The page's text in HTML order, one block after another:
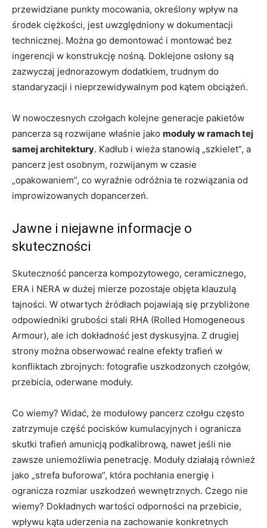
przewidziane punkty mocowania, określony wpływ na
środek ciężkości, jest uwzględniony w dokumentacji
technicznej. Można go demontować i montować bez
ingerencji w konstrukcję nośną. Doklejone osłony są
zazwyczaj jednorazowym dodatkiem, trudnym do
standaryzacji i nieprzewidywalnym pod kątem obciążeń.
W nowoczesnych czołgach kolejne generacje pakietów
pancerza są rozwijane właśnie jako moduły w ramach tej
samej architektury. Kadłub i wieża stanowią „szkielet”, a
pancerz jest osobnym, rozwijanym w czasie
„opakowaniem”, co wyraźnie odróżnia te rozwiązania od
improwizowanych dopancerzeń.
Jawne i niejawne informacje o
skuteczności
Skuteczność pancerza kompozytowego, ceramicznego,
ERA i NERA w dużej mierze pozostaje objęta klauzulą
tajności. W otwartych źródłach pojawiają się przybliżone
odpowiedniki grubości stali RHA (Rolled Homogeneous
Armour), ale ich dokładność jest dyskusyjna. Z drugiej
strony można obserwować realne efekty trafień w
konfliktach zbrojnych: fotografie uszkodzonych czołgów,
przebicia, oderwane moduły.
Co wiemy? Widać, że modułowy pancerz czołgu często
zatrzymuje część pocisków kumulacyjnych i ogranicza
skutki trafień amunicją podkalibrową, nawet jeśli nie
zawsze uniemożliwia penetrację. Moduły działają również
jako „strefa buforowa”, która pochłania energię i
ogranicza rozmiar uszkodzeń wewnętrznych. Czego nie
wiemy? Dokładnych wartości odporności na przebicie,
wpływu kąta uderzenia na zachowanie konkretnych